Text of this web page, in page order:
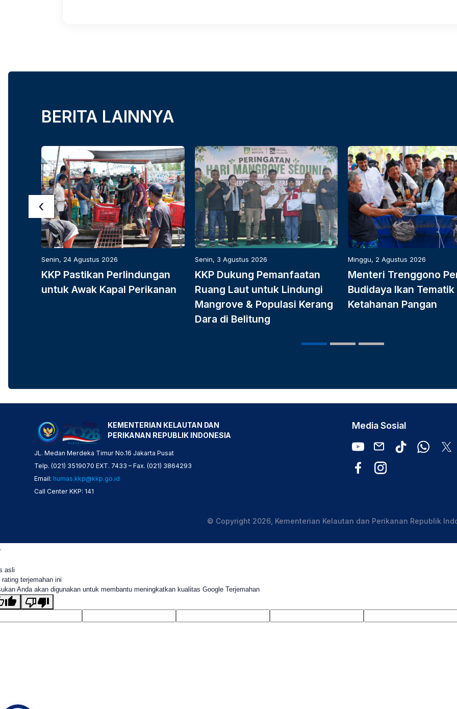
BERITA LAINNYA
Senin, 24 Agustus 2026
KKP Pastikan Perlindungan
untuk Awak Kapal Perikanan
Senin, 3 Agustus 2026
KKP Dukung Pemanfaatan
Ruang Laut untuk Lindungi
Mangrove & Populasi Kerang
Dara di Belitung
Minggu, 2 Agustus 2026
Menteri Trenggono
Budidaya Ikan
Ketahanan Pangan
‹
KEMENTERIAN KELAUTAN DAN
PERIKANAN REPUBLIK INDONESIA
JL. Medan Merdeka Timur No.16 Jakarta Pusat
Telp. (021) 3519070 EXT. 7433 – Fax. (021) 3864293
Email: humas.kkp@kkp.go.id
Call Center KKP: 141
Media Sosial
© Copyright 2026, Kementerian Kelautan dan Perikanan Republik
.
asli
rating terjemahan ini
Anda akan digunakan untuk membantu meningkatkan kualitas Google Terjemahan